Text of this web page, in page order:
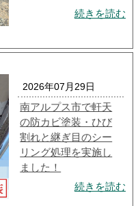
続きを読む
2026年07月29日
南アルプス市で軒天
の防カビ塗装・ひび
割れと継ぎ目のシー
リング処理を実施し
ました！
続きを読む